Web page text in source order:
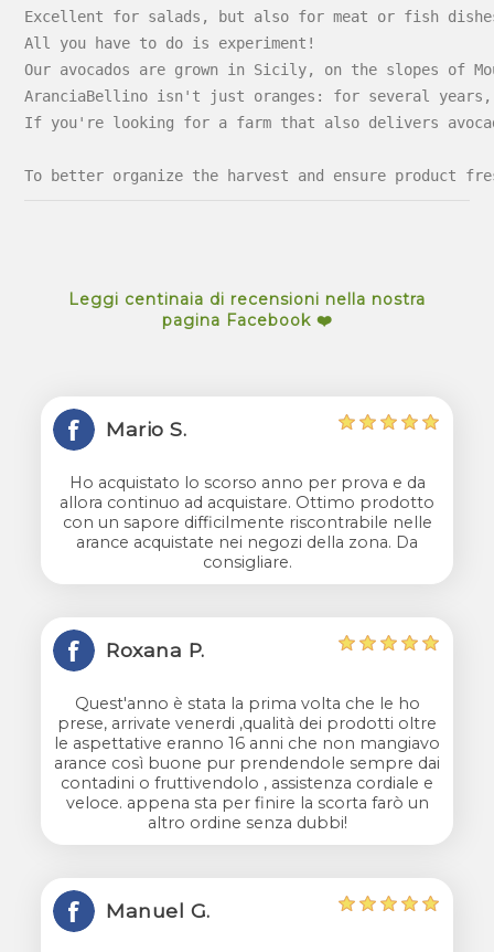
Excellent for salads, but also for meat or fish
All you have to do is experiment!
Our avocados are grown in Sicily, on the slopes of
AranciaBellino isn't just oranges: for several years,
If you're looking for a farm that also delivers
To better organize the harvest and ensure product
Leggi centinaia di recensioni nella nostra
pagina Facebook ❤️
Mario S.
Ho acquistato lo scorso anno per prova e da
allora continuo ad acquistare. Ottimo prodotto
con un sapore difficilmente riscontrabile nelle
arance acquistate nei negozi della zona. Da
consigliare.
Roxana P.
Quest'anno è stata la prima volta che le ho
prese, arrivate venerdi ,qualità dei prodotti oltre
le aspettative eranno 16 anni che non mangiavo
arance così buone pur prendendole sempre dai
contadini o fruttivendolo , assistenza cordiale e
veloce. appena sta per finire la scorta farò un
altro ordine senza dubbi!
Manuel G.